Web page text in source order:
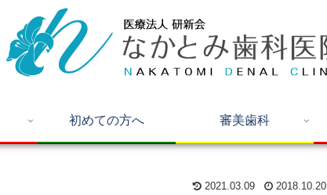
初めての方へ 審美歯科
2021.03.09 2018.10.20